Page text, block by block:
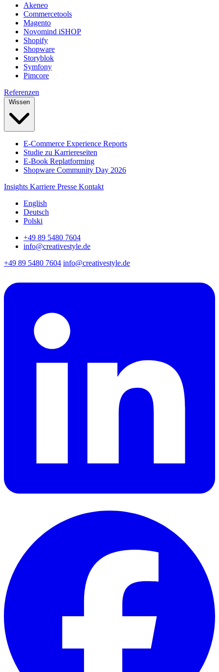
Akeneo
Commercetools
Magento
Novomind iSHOP
Shopify
Shopware
Storyblok
Symfony
Pimcore
Referenzen
Wissen
E-Commerce Experience Reports
Studie zu Karriereseiten
E-Book Replatforming
Shopware Community Day 2026
Insights Karriere Presse Kontakt
English
Deutsch
Polski
+49 89 5480 7604
info@creativestyle.de
+49 89 5480 7604 info@creativestyle.de